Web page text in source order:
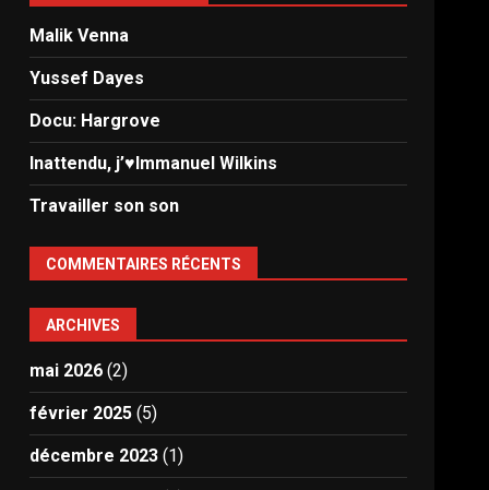
Malik Venna
Yussef Dayes
Docu: Hargrove
Inattendu, j’♥️Immanuel Wilkins
Travailler son son
COMMENTAIRES RÉCENTS
ARCHIVES
mai 2026 (2)
février 2025 (5)
décembre 2023 (1)